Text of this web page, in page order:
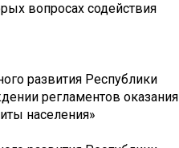
вопросах содействия
развития Республики
регламентов оказания
населения»